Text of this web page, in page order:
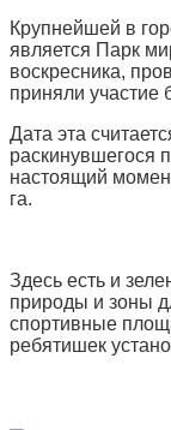
Крупнейшей в
является Парк
воскресника,
приняли участие
Дата эта
раскинувшегося
настоящий
га.
Здесь есть и
природы и зоны
спортивные
ребятишек